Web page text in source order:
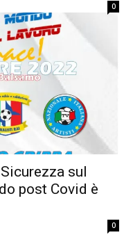
0
sul
post Covid è
0